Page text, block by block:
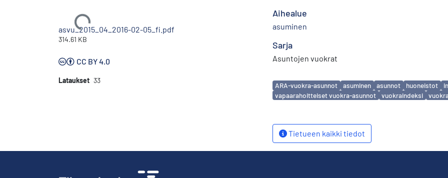
Ladataan...
asvu_2015_04_2016-02-05_fi.pdf
314.61 KB
CC BY 4.0
Lataukset 33
Aihealue
asuminen
Sarja
Asuntojen vuokrat
Avainsanat
ARA-vuokra-asunnot asuminen asunnot huoneistot
vapaarahoitteiset vuokra-asunnot
vuokraindeksi
Tietueen kaikki tiedot